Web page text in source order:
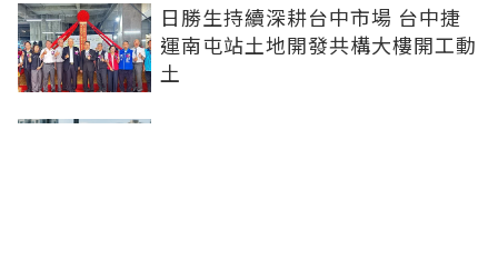
日勝生持續深耕台中市場 台中捷
運南屯站土地開發共構大樓開工動
土